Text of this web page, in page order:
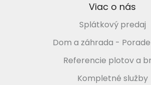
Viac o nás
Splátkový predaj
Dom a záhrada -
Referencie plotov a
Kompletné služby